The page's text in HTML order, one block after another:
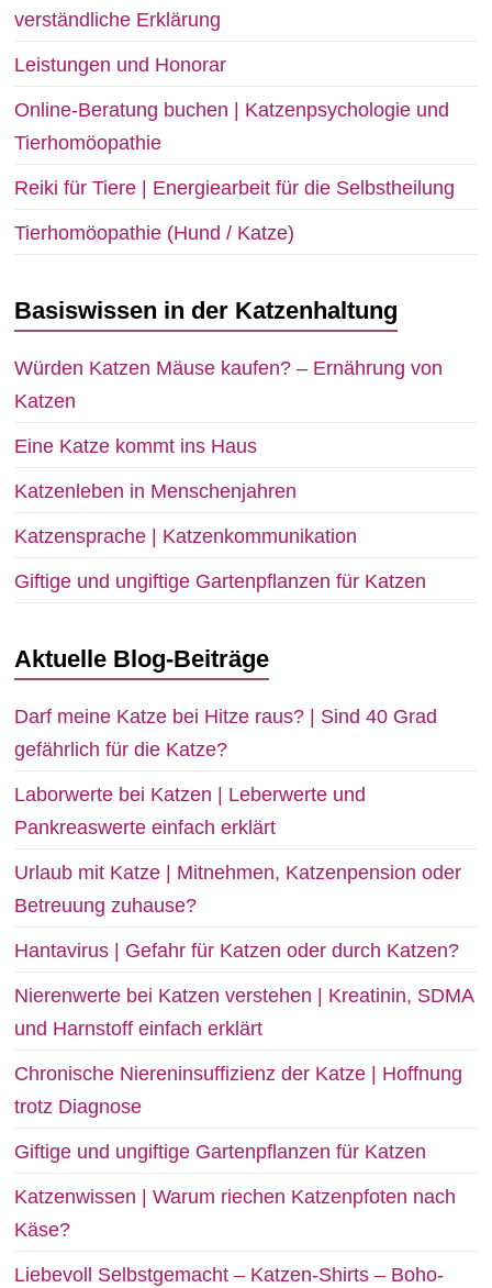
verständliche Erklärung
Leistungen und Honorar
Online-Beratung buchen | Katzenpsychologie und
Tierhomöopathie
Reiki für Tiere | Energiearbeit für die Selbstheilung
Tierhomöopathie (Hund / Katze)
Basiswissen in der Katzenhaltung
Würden Katzen Mäuse kaufen? – Ernährung von
Katzen
Eine Katze kommt ins Haus
Katzenleben in Menschenjahren
Katzensprache | Katzenkommunikation
Giftige und ungiftige Gartenpflanzen für Katzen
Aktuelle Blog-Beiträge
Darf meine Katze bei Hitze raus? | Sind 40 Grad
gefährlich für die Katze?
Laborwerte bei Katzen | Leberwerte und
Pankreaswerte einfach erklärt
Urlaub mit Katze | Mitnehmen, Katzenpension oder
Betreuung zuhause?
Hantavirus | Gefahr für Katzen oder durch Katzen?
Nierenwerte bei Katzen verstehen | Kreatinin, SDMA
und Harnstoff einfach erklärt
Chronische Niereninsuffizienz der Katze | Hoffnung
trotz Diagnose
Giftige und ungiftige Gartenpflanzen für Katzen
Katzenwissen | Warum riechen Katzenpfoten nach
Käse?
Liebevoll Selbstgemacht – Katzen-Shirts – Boho-